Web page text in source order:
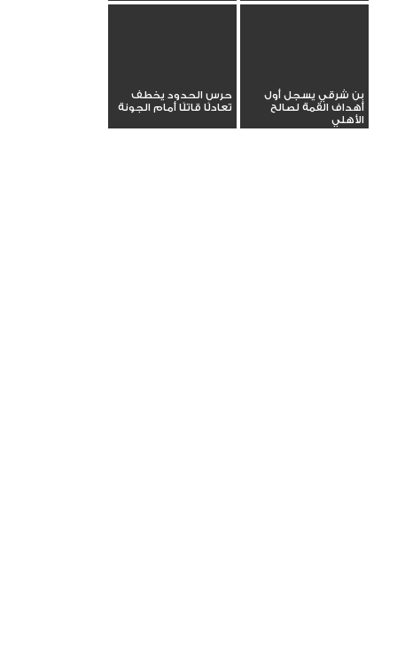
بن شرقي يسجل أول
أهداف القمة لصالح
الأهلي
حرس الحدود يخطف
تعادلًا قاتلًا أمام الجونة